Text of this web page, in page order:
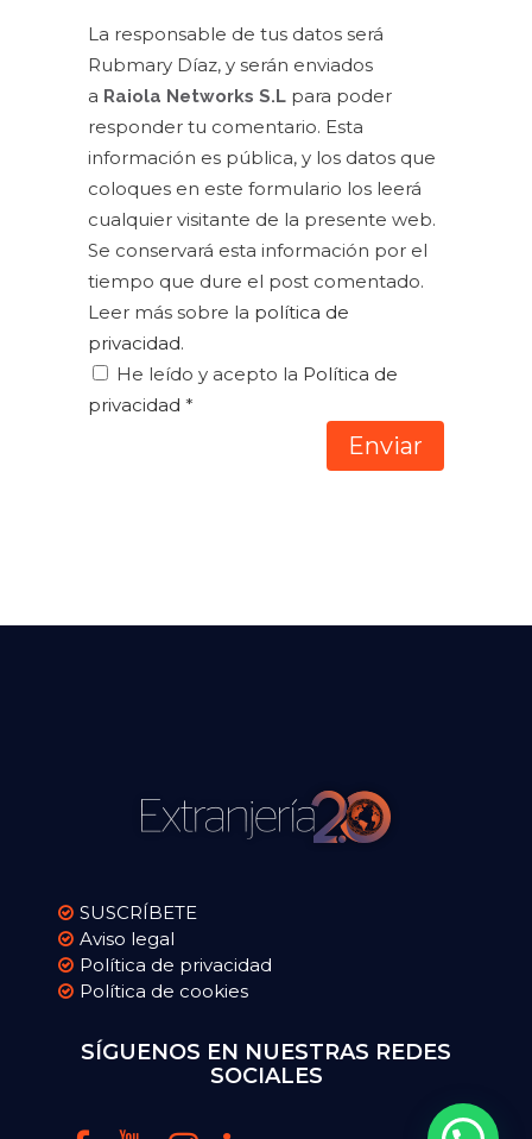
La responsable de tus datos será
Rubmary Díaz, y serán enviados
a Raiola Networks S.L para poder
responder tu comentario. Esta
información es pública, y los datos que
coloques en este formulario los leerá
cualquier visitante de la presente web.
Se conservará esta información por el
tiempo que dure el post comentado.
Leer más sobre la política de
privacidad.
He leído y acepto la Política de
privacidad *
SUSCRÍBETE
Aviso legal
Política de privacidad
Política de cookies
SÍGUENOS EN NUESTRAS REDES
SOCIALES